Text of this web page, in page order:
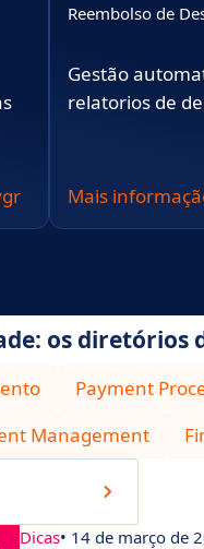
Reembolso de
Gestão
relatorios de
Mais
os diretórios
Payment
Management
Dicas• 14 de março de